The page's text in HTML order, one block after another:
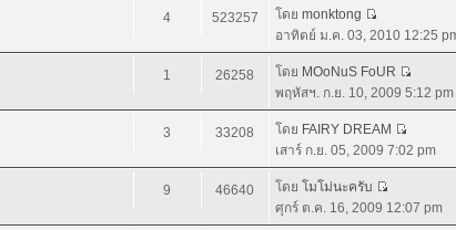
4 523257 โดย monktong
อาทิตย์ ม.ค. 03, 2010 12:25
1 26258 โดย MOoNuS FoUR
พฤหัสฯ. ก.ย. 10, 2009 5:12 pm
3 33208 โดย FAIRY DREAM
เสาร์ ก.ย. 05, 2009 7:02 pm
9 46640 โดย โมโม่นะครับ
ศุกร์ ต.ค. 16, 2009 12:07 pm